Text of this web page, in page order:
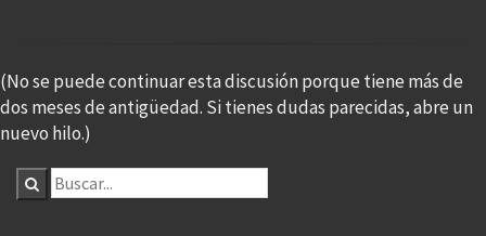
(No se puede continuar esta discusión porque tiene más de
dos meses de antigüedad. Si tienes dudas parecidas, abre un
nuevo hilo.)